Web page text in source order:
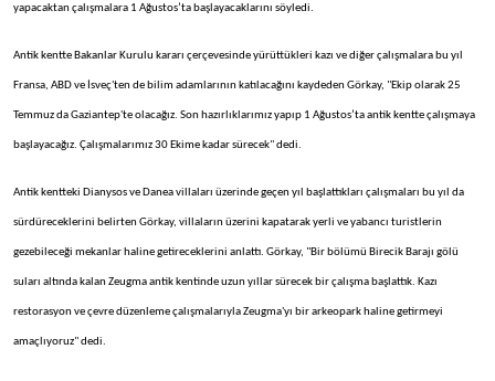
yapacaktan çalışmalara 1 Ağustos’ta başlayacaklarını söyledi.
Antik kentte Bakanlar Kurulu kararı çerçevesinde yürüttükleri kazı ve diğer çalışmalara bu yıl
Fransa, ABD ve İsveç'ten de bilim adamlarının katılacağını kaydeden Görkay, "Ekip olarak 25
Temmuz da Gaziantep'te olacağız. Son hazırlıklarımız yapıp 1 Ağustos’ta antik kentte çalışmaya
başlayacağız. Çalışmalarımız 30 Ekime kadar sürecek" dedi.
Antik kentteki Dianysos ve Danea villaları üzerinde geçen yıl başlattıkları çalışmaları bu yıl da
sürdüreceklerini belirten Görkay, villaların üzerini kapatarak yerli ve yabancı turistlerin
gezebileceği mekanlar haline getireceklerini anlattı. Görkay, "Bir bölümü Birecik Barajı gölü
suları altında kalan Zeugma antik kentinde uzun yıllar sürecek bir çalışma başlattık. Kazı
restorasyon ve çevre düzenleme çalışmalarıyla Zeugma'yı bir arkeopark haline getirmeyi
amaçlıyoruz" dedi.